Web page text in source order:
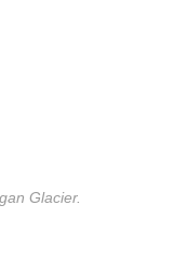
Glacier.